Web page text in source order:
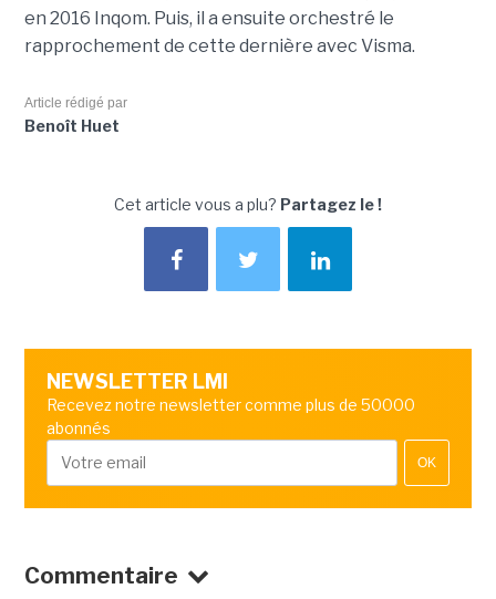
en 2016 Inqom. Puis, il a ensuite orchestré le
rapprochement de cette dernière avec Visma.
Article rédigé par
Benoît Huet
Cet article vous a plu? Partagez le !
NEWSLETTER LMI
Recevez notre newsletter comme plus de 50000
abonnés
OK
Commentaire